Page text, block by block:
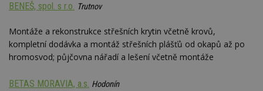
BENEŠ, spol. s r.o. Trutnov
Montáže a rekonstrukce střešních krytin včetně krovů,
kompletní dodávka a montáž střešních plášťů od okapů až po
hromosvod; půjčovna nářadí a lešení včetně montáže
BETAS MORAVIA, a.s. Hodonín